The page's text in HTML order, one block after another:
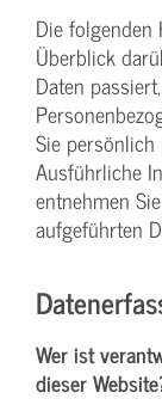
Die folgenden
Überblick
Daten
Sie
Ausführliche
entnehmen
aufgeführten
Wer ist
dieser